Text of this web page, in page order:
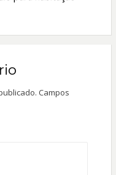
Campos